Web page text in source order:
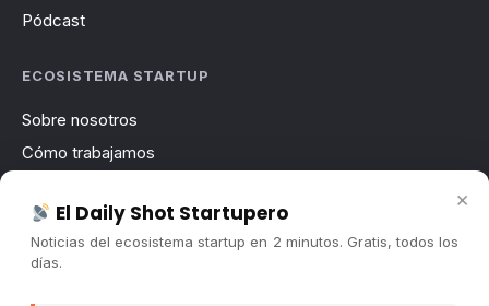
Pódcast
ECOSISTEMA STARTUP
Sobre nosotros
Cómo trabajamos
Contacto
Publicidad
×
El Daily Shot Startupero
Noticias del ecosistema startup en 2 minutos. Gratis, todos los
días.